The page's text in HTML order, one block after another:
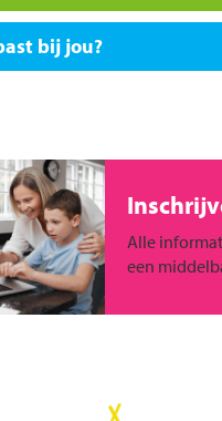
bij jou?
Alle
een